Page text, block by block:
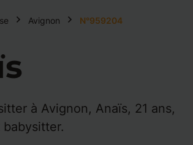
Avignon N°959204
à Avignon, Anaïs, 21 ans,